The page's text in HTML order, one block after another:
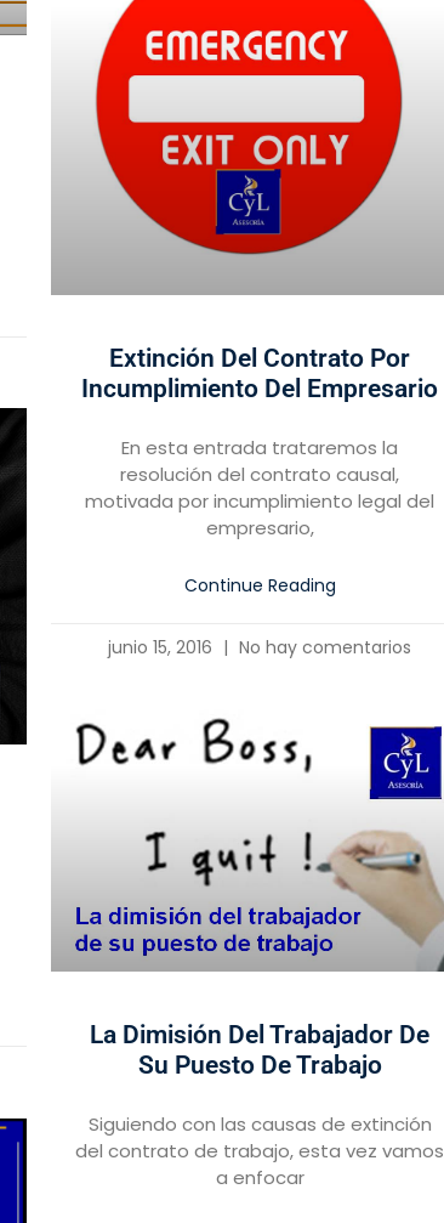
Extinción Del Contrato Por
Incumplimiento Del Empresario
En esta entrada trataremos la
resolución del contrato causal,
motivada por incumplimiento legal del
empresario,
Continue Reading
junio 15, 2016 No hay comentarios
La Dimisión Del Trabajador De
Su Puesto De Trabajo
Siguiendo con las causas de extinción
del contrato de trabajo, esta vez vamos
a enfocar